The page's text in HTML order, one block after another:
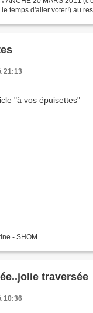
temps d'aller voter!) au
21:13
- SHOM
traversée
10:36